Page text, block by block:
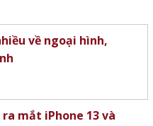
về ngoại hình,
mắt iPhone 13 và